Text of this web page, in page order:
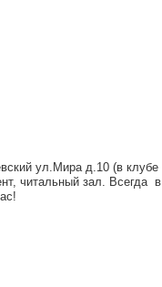
ул.Мира д.10 (в клубе
читальный зал. Всегда в